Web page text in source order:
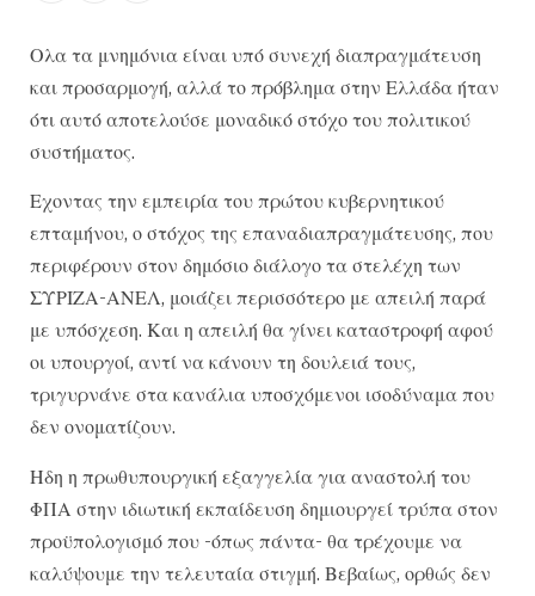
Ολα τα μνημόνια είναι υπό συνεχή διαπραγμάτευση
και προσαρμογή, αλλά το πρόβλημα στην Ελλάδα ήταν
ότι αυτό αποτελούσε μοναδικό στόχο του πολιτικού
συστήματος.
Εχοντας την εμπειρία του πρώτου κυβερνητικού
επταμήνου, ο στόχος της επαναδιαπραγμάτευσης, που
περιφέρουν στον δημόσιο διάλογο τα στελέχη των
ΣΥΡΙΖΑ-ΑΝΕΛ, μοιάζει περισσότερο με απειλή παρά
με υπόσχεση. Και η απειλή θα γίνει καταστροφή αφού
οι υπουργοί, αντί να κάνουν τη δουλειά τους,
τριγυρνάνε στα κανάλια υποσχόμενοι ισοδύναμα που
δεν ονοματίζουν.
Ηδη η πρωθυπουργική εξαγγελία για αναστολή του
ΦΠΑ στην ιδιωτική εκπαίδευση δημιουργεί τρύπα στον
προϋπολογισμό που -όπως πάντα- θα τρέχουμε να
καλύψουμε την τελευταία στιγμή. Βεβαίως, ορθώς δεν